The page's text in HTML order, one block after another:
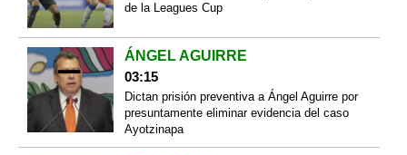
de la Leagues Cup
ÁNGEL AGUIRRE
03:15
Dictan prisión preventiva a Ángel Aguirre por
presuntamente eliminar evidencia del caso
Ayotzinapa